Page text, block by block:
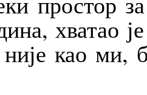
хватао
као ми,